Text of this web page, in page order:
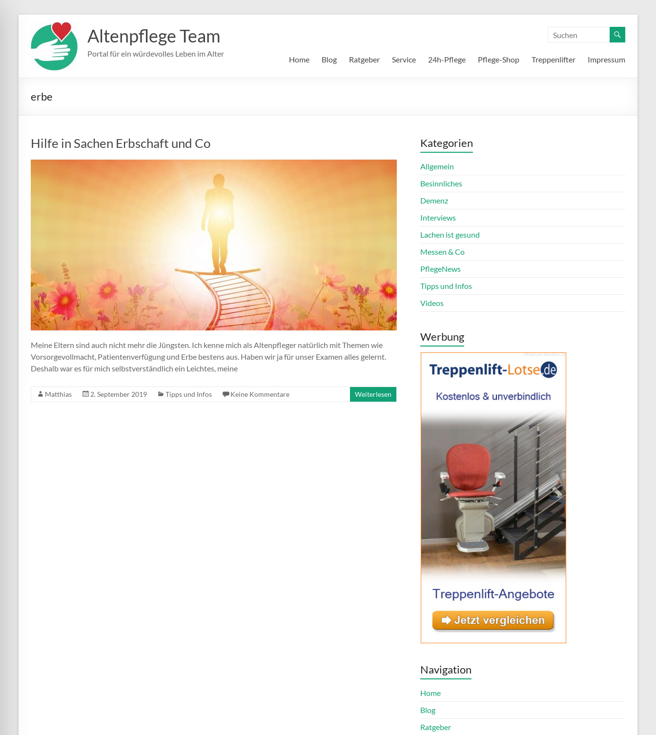
Inhalt
springen
Altenpflege Team
Portal für ein würdevolles Leben im Alter
Home Blog Ratgeber Service 24h-Pflege Pflege-Shop Treppenlifter Impressum
erbe
Hilfe in Sachen Erbschaft und Co
Meine Eltern sind auch nicht mehr die Jüngsten. Ich kenne mich als Altenpfleger natürlich mit Themen wie
Vorsorgevollmacht, Patientenverfügung und Erbe bestens aus. Haben wir ja für unser Examen alles gelernt.
Deshalb war es für mich selbstverständlich ein Leichtes, meine
Matthias 2. September 2019 Tipps und Infos Keine Kommentare Weiterlesen
Kategorien
Allgemein
Besinnliches
Demenz
Interviews
Lachen ist gesund
Messen & Co
PflegeNews
Tipps und Infos
Videos
Werbung
Navigation
Home
Blog
Ratgeber